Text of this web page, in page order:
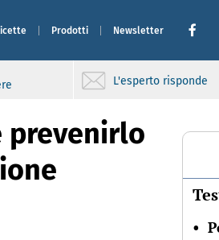
Prodotti Newsletter
L'esperto risponde
prevenirlo
•